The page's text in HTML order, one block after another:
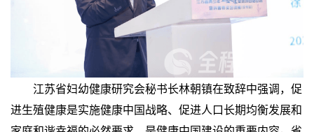
江苏省妇幼健康研究会秘书长林朝镇在致辞中强调，促
进生殖健康是实施健康中国战略、促进人口长期均衡发展和